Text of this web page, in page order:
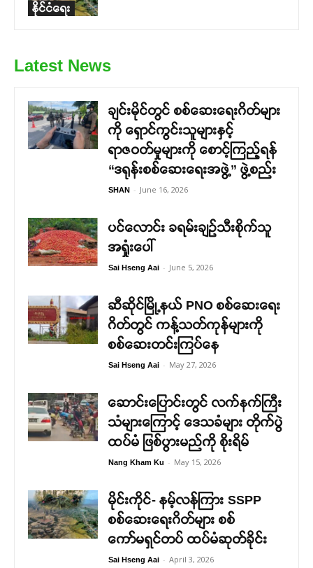
နိုင်ငံရေး
Latest News
ချင်းမိုင်တွင် စစ်ဆေးရေးဂိတ်များ
ကို ရှောင်ကွင်းသူများနှင့်
ရာဇဝတ်မှုများကို စောင့်ကြည့်ရန်
“ဒရုန်းစစ်ဆေးရေးအဖွဲ့” ဖွဲ့စည်း
SHAN - June 16, 2026
ပင်လောင်း ခရမ်းချဉ်သီးစိုက်သူ
အရှုံးပေါ်
Sai Hseng Aai - June 5, 2026
ဆီဆိုင်မြို့နယ် PNO စစ်ဆေးရေး
ဂိတ်တွင် ကန့်သတ်ကုန်များကို
စစ်ဆေးတင်းကြပ်နေ
Sai Hseng Aai - May 27, 2026
ဆောင်းပြောင်းတွင် လက်နက်ကြီး
သံများကြောင့် ဒေသခံများ တိုက်ပွဲ
ထပ်မံ ဖြစ်ပွားမည်ကို စိုးရိမ်
Nang Kham Ku - May 15, 2026
မိုင်းကိုင်- နမ့်လန်ကြား SSPP
စစ်ဆေးရေးဂိတ်များ စစ်
ကော်မရှင်တပ် ထပ်မံဆုတ်ခိုင်း
Sai Hseng Aai - April 3, 2026